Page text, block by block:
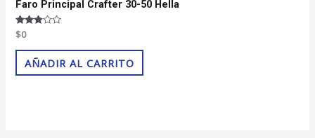
Faro Principal Crafter 30-50 Hella
Valorado
con
2.71
$0
AÑADIR AL CARRITO